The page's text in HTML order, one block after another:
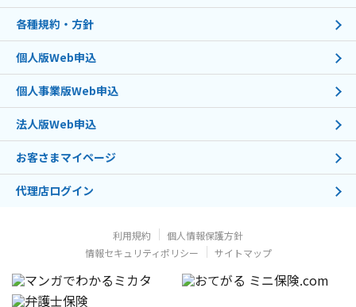
各種規約・方針
個人版Web申込
個人事業版Web申込
法人版Web申込
お客さまマイページ
代理店ログイン
利用規約
個人情報保護方針
情報セキュリティポリシー
サイトマップ